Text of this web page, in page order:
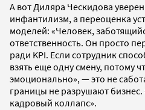
А вот Диляра Ческидова
инфантилизм, а переоценка
моделей: «Человек,
ответственность. Он просто
ради KPI. Если сотрудник
взять еще одну смену, потому
эмоционально», — это не
границы не разрушают
кадровый коллапс».